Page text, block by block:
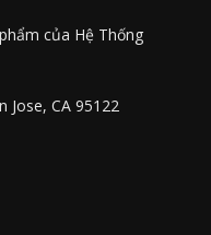
của Hệ Thống
Jose, CA 95122